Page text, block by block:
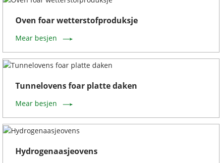
Oven foar wetterstofproduksje
Mear besjen
Tunnelovens foar platte daken
Mear besjen
Hydrogenaasjeovens